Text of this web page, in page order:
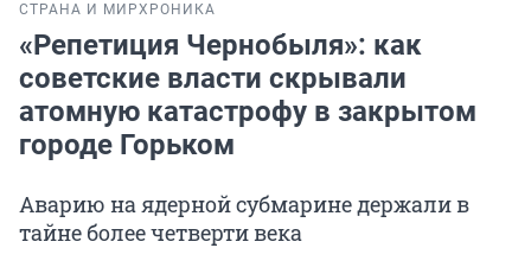
СТРАНА И МИРХРОНИКА
«Репетиция Чернобыля»: как
советские власти скрывали
атомную катастрофу в закрытом
городе Горьком
Аварию на ядерной субмарине держали в
тайне более четверти века